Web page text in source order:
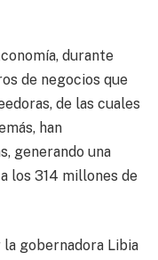
durante
de negocios que
de las cuales
han
generando una
los 314 millones de
la gobernadora Libia